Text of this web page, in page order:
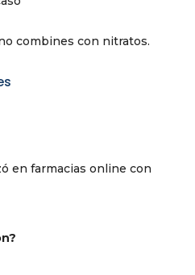
combines con nitratos.
en farmacias online con